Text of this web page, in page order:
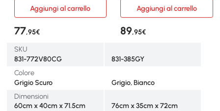
Aggiungi al carrello
Aggiungi al carrello
77,95€ 89,95€
SKU
831-772V80CG
831-385GY
Colore
Grigio Scuro
Grigio, Bianco
Dimensioni
60cm x 40cm x 71.5cm
76cm x 35cm x 72cm